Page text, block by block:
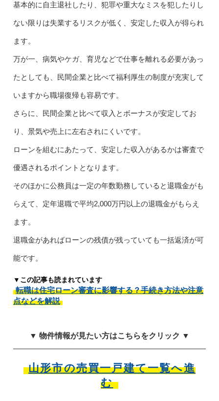
基本的に自主退社したり、犯罪や重大なミスを犯したりし
ない限りは失業するリスクが低く、安定した収入が得られ
ます。
万が一、病気やケガ、育児などで仕事を離れる必要があっ
たとしても、民間企業と比べて福利厚生の制度が充実して
いますから職場復帰も容易です。
さらに、民間企業と比べて収入とボーナスが安定してお
り、景気や売上に左右されにくいです。
ローンを組むにあたって、安定した収入があるかは審査で
優遇されるポイントとなります。
そのほかに公務員は一定の年数勤務していると退職金がも
らえて、定年退職で平均2,000万円以上の退職金がもらえ
ます。
退職金があればローンの残債が残っていても一括返済が可
能です。
▼この記事も読まれています
転職は住宅ローン審査に影響する？手続き方法や注意
点などを解説
▼ 物件情報が見たい方はこちらをクリック ▼
山形市の売買一戸建て一覧へ進
む